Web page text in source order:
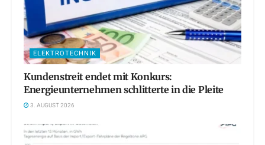
ELEKTROTECHNIK
Kundenstreit endet mit Konkurs:
Energieunternehmen schlitterte in die Pleite
3. AUGUST 2026